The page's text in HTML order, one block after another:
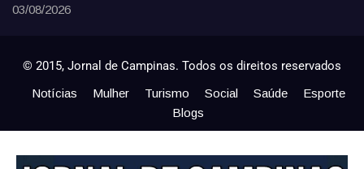
03/08/2026
© 2015, Jornal de Campinas. Todos os direitos reservados
Notícias Mulher Turismo Social Saúde
Esporte
Blogs